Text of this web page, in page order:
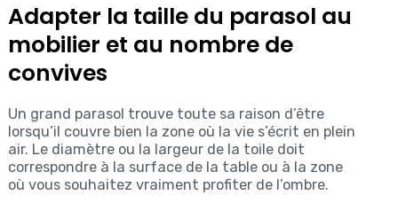
Adapter la taille du parasol au
mobilier et au nombre de
convives
Un grand parasol trouve toute sa raison d’être
lorsqu’il couvre bien la zone où la vie s’écrit en plein
air. Le diamètre ou la largeur de la toile doit
correspondre à la surface de la table ou à la zone
où vous souhaitez vraiment profiter de l’ombre.